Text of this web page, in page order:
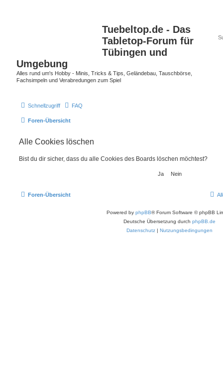
Tuebeltop.de - Das
Tabletop-Forum für
Tübingen und
Umgebung
Alles rund um's Hobby - Minis, Tricks & Tips, Geländebau, Tauschbörse,
Fachsimpeln und Verabredungen zum Spiel
Schnellzugriff FAQ
Foren-Übersicht
Alle Cookies löschen
Bist du dir sicher, dass du alle Cookies des Boards löschen möchtest?
Foren-Übersicht
Powered by phpBB® Forum Software © phpBB
Deutsche Übersetzung durch phpBB.de
Datenschutz | Nutzungsbedingungen